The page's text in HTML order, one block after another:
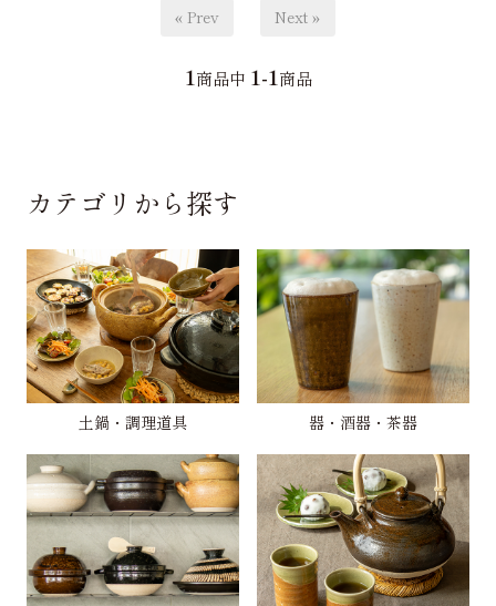
« Prev Next »
1商品中 1-1商品
カテゴリから探す
土鍋・調理道具 器・酒器・茶器